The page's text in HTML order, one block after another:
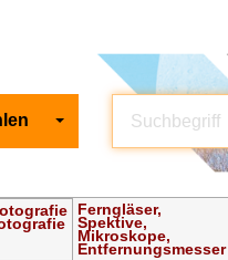
Ferngläser,
Spektive,
Mikroskope,
Entfernungsmesser